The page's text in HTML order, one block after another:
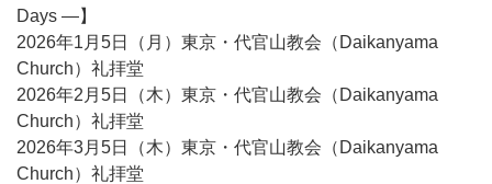
Days —】
2026年1月5日（月）東京・代官山教会（Daikanyama
Church）礼拝堂
2026年2月5日（木）東京・代官山教会（Daikanyama
Church）礼拝堂
2026年3月5日（木）東京・代官山教会（Daikanyama
Church）礼拝堂